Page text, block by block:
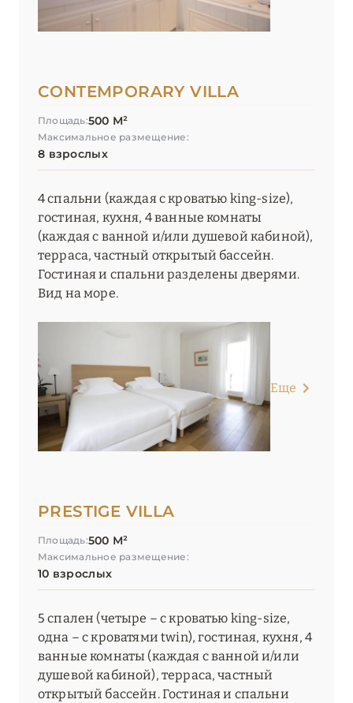
CONTEMPORARY VILLA
Площадь:500 М²
Максимальное размещение:
8 взрослых
4 спальни (каждая с кроватью king-size),
гостиная, кухня, 4 ванные комнаты
(каждая с ванной и/или душевой кабиной),
терраса, частный открытый бассейн.
Гостиная и спальни разделены дверями.
Вид на море.
Еще
PRESTIGE VILLA
Площадь:500 М²
Максимальное размещение:
10 взрослых
5 спален (четыре – с кроватью king-size,
одна – с кроватями twin), гостиная, кухня, 4
ванные комнаты (каждая с ванной и/или
душевой кабиной), терраса, частный
открытый бассейн. Гостиная и спальни